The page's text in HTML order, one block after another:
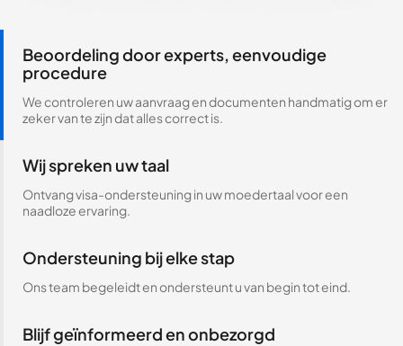
Beoordeling door experts, eenvoudige
procedure
We controleren uw aanvraag en documenten handmatig om er
zeker van te zijn dat alles correct is.
Wij spreken uw taal
Ontvang visa-ondersteuning in uw moedertaal voor een
naadloze ervaring.
Ondersteuning bij elke stap
Ons team begeleidt en ondersteunt u van begin tot eind.
Blijf geïnformeerd en onbezorgd